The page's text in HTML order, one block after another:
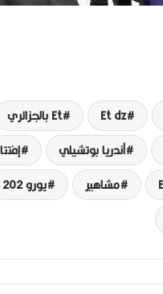
Et dz Et بالجزائري
أندريا بوتشيلي
مشاهير
يورو 202